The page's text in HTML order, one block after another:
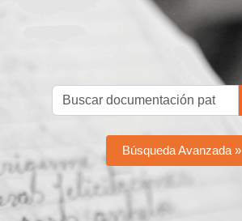
Búsqueda Avanzada »